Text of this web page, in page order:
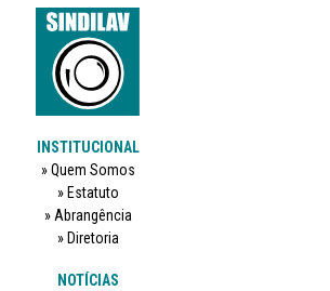
INSTITUCIONAL
Quem Somos
Estatuto
Abrangência
Diretoria
NOTÍCIAS